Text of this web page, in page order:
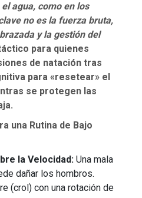
el agua, como en los
no es la fuerza bruta,
y la gestión del
para quienes
de natación tras
para «resetear» el
se protegen las
una Rutina de Bajo
la Velocidad: Una mala
dañar los hombros.
(crol) con una rotación de